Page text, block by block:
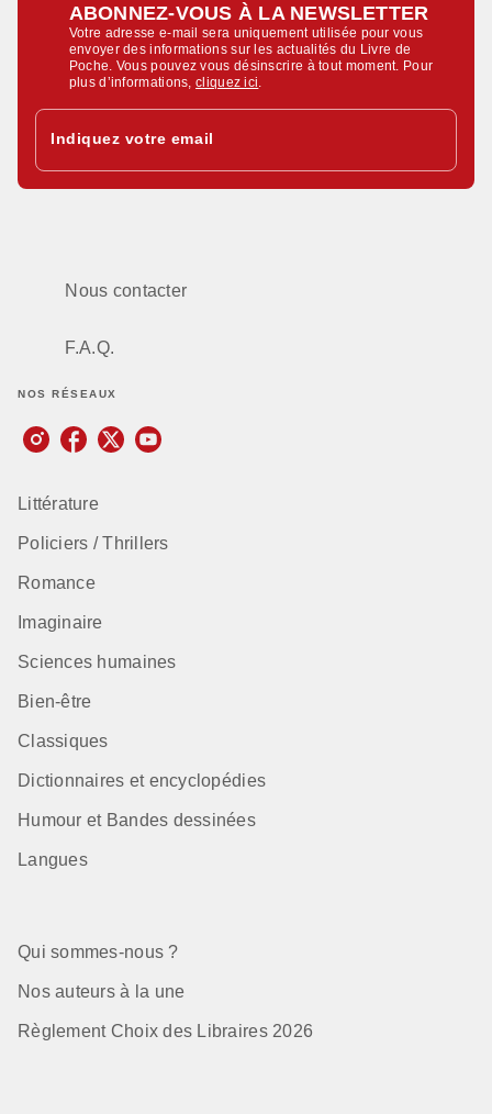
ABONNEZ-VOUS À LA NEWSLETTER
Votre adresse e-mail sera uniquement utilisée pour vous
envoyer des informations sur les actualités du Livre de
Poche. Vous pouvez vous désinscrire à tout moment. Pour
plus d’informations,cliquez ici
Indiquez votre email
Nous contacter
F.A.Q.
NOS RÉSEAUX
Littérature
Policiers / Thrillers
Romance
Imaginaire
Sciences humaines
Bien-être
Classiques
Dictionnaires et encyclopédies
Humour et Bandes dessinées
Langues
Qui sommes-nous ?
Nos auteurs à la une
Règlement Choix des Libraires 2026